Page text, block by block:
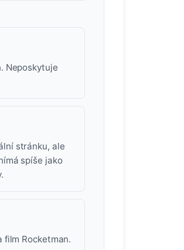
Neposkytuje
stránku, ale
spíše jako
film Rocketman.